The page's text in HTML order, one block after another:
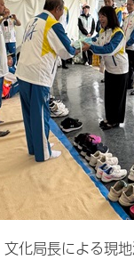
化局長による現